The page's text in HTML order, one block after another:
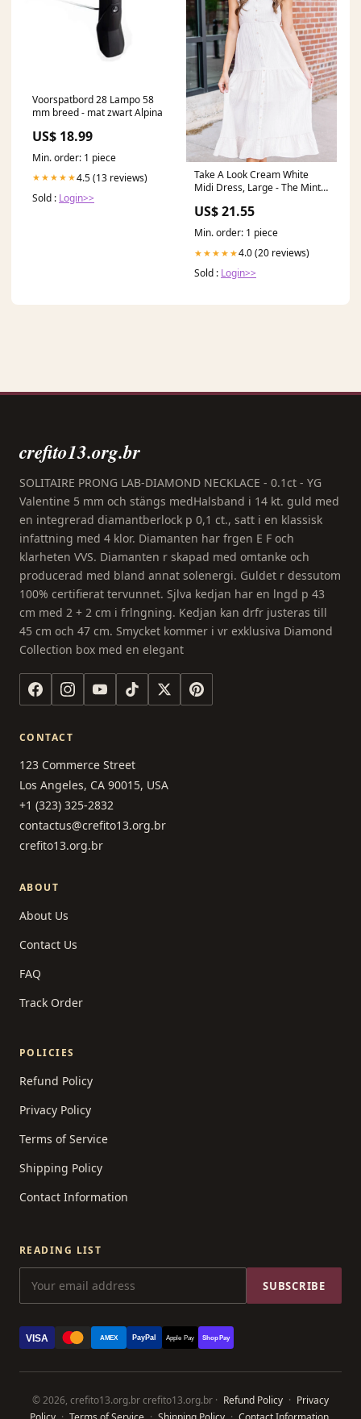
Voorspatbord 28 Lampo 58
mm breed - mat zwart Alpina
US$ 18.99
Min. order: 1 piece
★★★★★4.5 (13 reviews)
Sold : Login>>
Take A Look Cream White
Midi Dress, Large - The Mint
US$ 21.55
Min. order: 1 piece
★★★★★4.0 (20 reviews)
Sold : Login>>
crefito13.org.br
SOLITAIRE PRONG LAB-DIAMOND NECKLACE - 0.1ct - YG
Valentine 5 mm och stängs medHalsband i 14 kt. guld med
en integrerad diamantberlock p 0,1 ct., satt i en klassisk
infattning med 4 klor. Diamanten har frgen E F och
klarheten VVS. Diamanten r skapad med omtanke och
producerad med bland annat solenergi. Guldet r dessutom
100% certifierat tervunnet. Sjlva kedjan har en lngd p 43
cm med 2 + 2 cm i frlngning. Kedjan kan drfr justeras till
45 cm och 47 cm. Smycket kommer i vr exklusiva Diamond
Collection box med en elegant
CONTACT
123 Commerce Street
Los Angeles, CA 90015, USA
+1 (323) 325-2832
contactus@crefito13.org.br
crefito13.org.br
ABOUT
About Us
Contact Us
FAQ
Track Order
POLICIES
Refund Policy
Privacy Policy
Terms of Service
Shipping Policy
Contact Information
READING LIST
SUBSCRIBE
VISA AMEX PayPal Apple Pay Shop Pay
© 2026, crefito13.org.br crefito13.org.br · Refund Policy · Privacy